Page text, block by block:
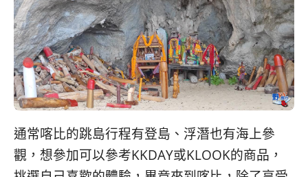
通常喀比的跳島行程有登島、浮潛也有海上參
觀，想參加可以參考KKDAY或KLOOK的商品，